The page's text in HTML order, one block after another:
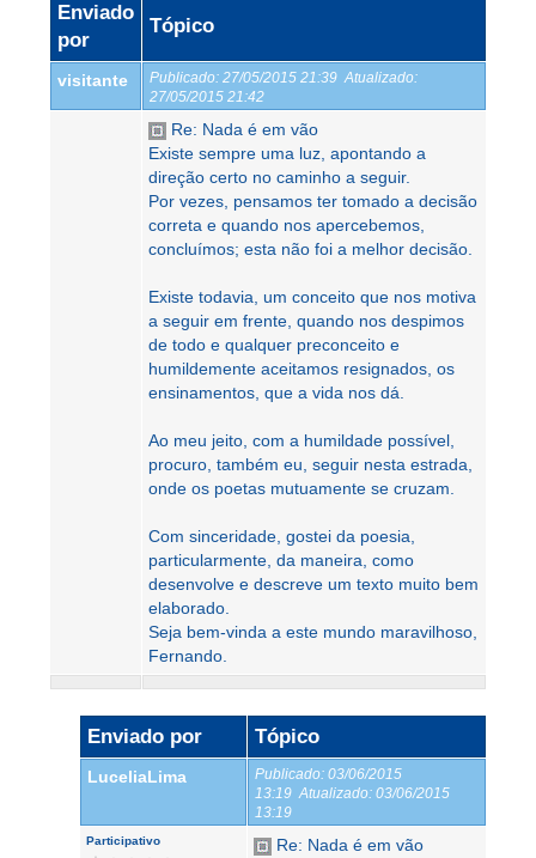
Enviado
por
Tópico
visitante Publicado: 27/05/2015 21:39 Atualizado:
27/05/2015 21:42
Re: Nada é em vão
Existe sempre uma luz, apontando a
direção certo no caminho a seguir.
Por vezes, pensamos ter tomado a decisão
correta e quando nos apercebemos,
concluímos; esta não foi a melhor decisão.
Existe todavia, um conceito que nos motiva
a seguir em frente, quando nos despimos
de todo e qualquer preconceito e
humildemente aceitamos resignados, os
ensinamentos, que a vida nos dá.
Ao meu jeito, com a humildade possível,
procuro, também eu, seguir nesta estrada,
onde os poetas mutuamente se cruzam.
Com sinceridade, gostei da poesia,
particularmente, da maneira, como
desenvolve e descreve um texto muito bem
elaborado.
Seja bem-vinda a este mundo maravilhoso,
Fernando.
Enviado por Tópico
LuceliaLima Publicado: 03/06/2015
13:19 Atualizado: 03/06/2015
13:19
Participativo
Re: Nada é em vão